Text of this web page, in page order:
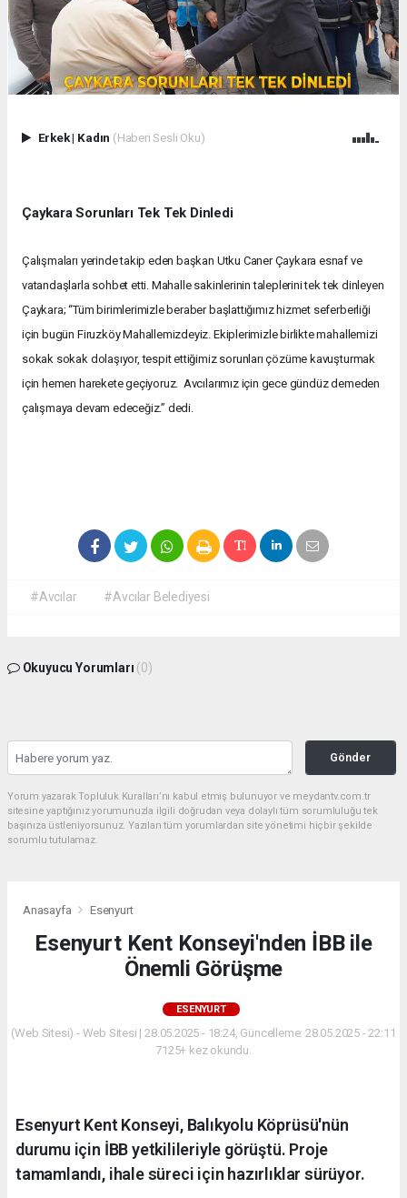
Erkek| Kadın (Haberi Sesli Oku)
Çaykara Sorunları Tek Tek Dinledi
Çalışmaları yerinde takip eden başkan Utku Caner Çaykara esnaf ve
vatandaşlarla sohbet etti. Mahalle sakinlerinin taleplerini tek tek dinleyen
Çaykara; “Tüm birimlerimizle beraber başlattığımız hizmet seferberliği
için bugün Firuzköy Mahallemizdeyiz. Ekiplerimizle birlikte mahallemizi
sokak sokak dolaşıyor, tespit ettiğimiz sorunları çözüme kavuşturmak
için hemen harekete geçiyoruz. Avcılarımız için gece gündüz demeden
çalışmaya devam edeceğiz.” dedi.
#Avcılar #Avcılar Belediyesi
Okuyucu Yorumları (0)
Gönder
Yorum yazarak Topluluk Kuralları’nı kabul etmiş bulunuyor ve meydantv.com.tr
sitesine yaptığınız yorumunuzla ilgili doğrudan veya dolaylı tüm sorumluluğu tek
başınıza üstleniyorsunuz. Yazılan tüm yorumlardan site yönetimi hiçbir şekilde
sorumlu tutulamaz.
Anasayfa Esenyurt
Esenyurt Kent Konseyi'nden İBB ile
Önemli Görüşme
ESENYURT
(Web Sitesi) - Web Sitesi | 28.05.2025 - 18:24, Güncelleme: 28.05.2025 - 22:11
7125+ kez okundu.
Esenyurt Kent Konseyi, Balıkyolu Köprüsü'nün
durumu için İBB yetkilileriyle görüştü. Proje
tamamlandı, ihale süreci için hazırlıklar sürüyor.